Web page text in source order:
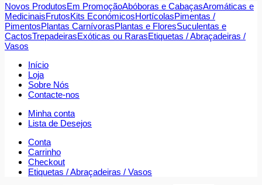
Novos ProdutosEm PromoçãoAbóboras e CabaçasAromáticas e
MedicinaisFrutosKits EconómicosHortícolasPimentas /
PimentosPlantas CarnívorasPlantas e FloresSuculentas e
CactosTrepadeirasExóticas ou RarasEtiquetas / Abraçadeiras /
Vasos
Início
Loja
Sobre Nós
Contacte-nos
Minha conta
Lista de Desejos
Conta
Carrinho
Checkout
Etiquetas / Abraçadeiras / Vasos